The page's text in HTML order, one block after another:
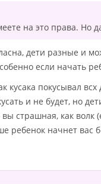
на это права. Но
дети разные и
если начать
кусака покусывал
и не будет, но
страшная, как волк
ребенок начнет вас